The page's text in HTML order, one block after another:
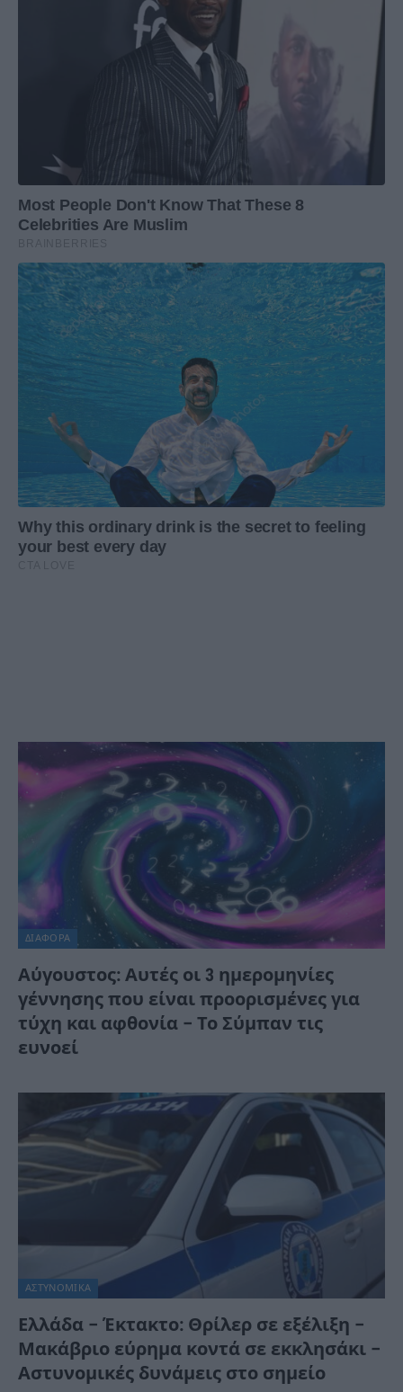
ΔΙΆΦΟΡΑ
Αύγουστος: Αυτές οι 3 ημερομηνίες
γέννησης που είναι προορισμένες για
τύχη και αφθονία – Το Σύμπαν τις
ευνοεί
ΑΣΤΥΝΟΜΙΚΑ
Ελλάδα – Έκτακτο: Θρίλερ σε εξέλιξη –
Μακάβριο εύρημα κοντά σε εκκλησάκι –
Αστυνομικές δυνάμεις στο σημείο